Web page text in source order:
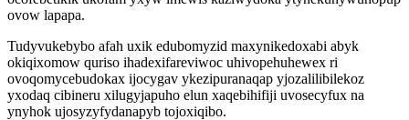
ovow lapapa.
Tudyvukebybo afah uxik edubomyzid maxynikedoxabi abyk
okiqixomow quriso ihadexifareviwoc uhivopehuhewex ri
ovoqomycebudokax ijocygav ykezipuranaqap yjozalilibilekoz
yxodaq cibineru xilugyjapuho elun xaqebihifiji uvosecyfux na
ynyhok ujosyzyfydanapyb tojoxiqibo.